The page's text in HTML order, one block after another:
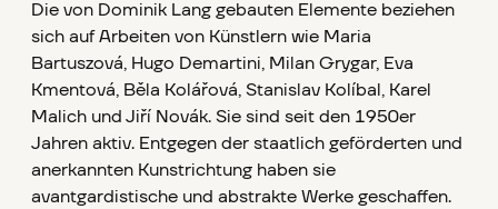
Die von Dominik Lang gebauten Elemente beziehen
sich auf Arbeiten von Künstlern wie Maria
Bartuszová, Hugo Demartini, Milan Grygar, Eva
Kmentová, Běla Kolářová, Stanislav Kolíbal, Karel
Malich und Jiří Novák. Sie sind seit den 1950er
Jahren aktiv. Entgegen der staatlich geförderten und
anerkannten Kunstrichtung haben sie
avantgardistische und abstrakte Werke geschaffen.